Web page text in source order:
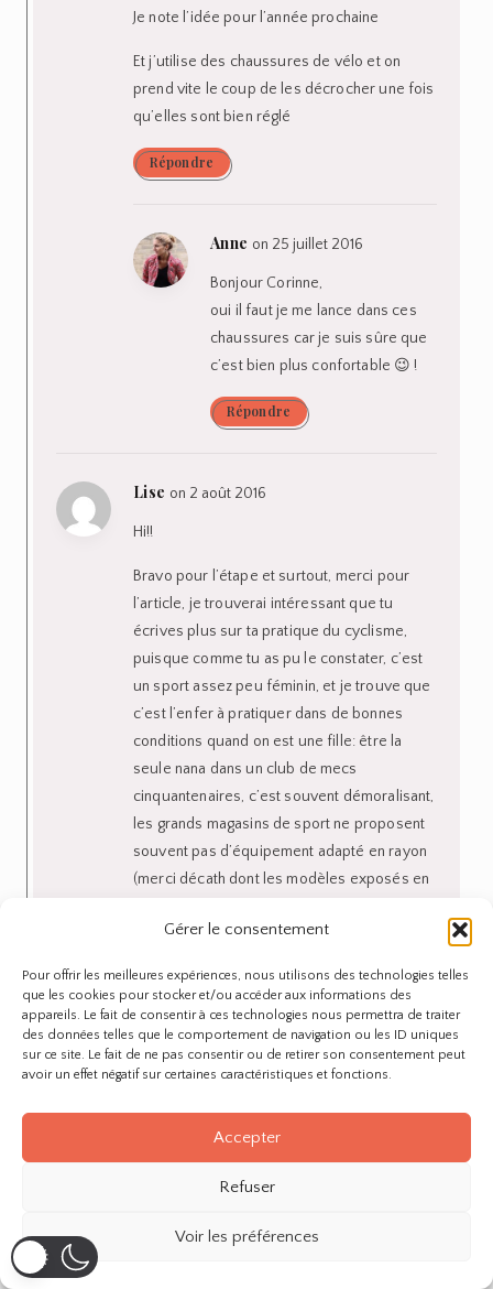
Gérer le consentement
Pour offrir les meilleures expériences, nous utilisons des technologies telles
que les cookies pour stocker et/ou accéder aux informations des
appareils. Le fait de consentir à ces technologies nous permettra de traiter
des données telles que le comportement de navigation ou les ID uniques
sur ce site. Le fait de ne pas consentir ou de retirer son consentement peut
avoir un effet négatif sur certaines caractéristiques et fonctions.
Accepter
Refuser
Voir les préférences
Je note l’idée pour l’année prochaine
Et j’utilise des chaussures de vélo et on
prend vite le coup de les décrocher une fois
qu’elles sont bien réglé
Répondre
Anne on 25 juillet 2016
Bonjour Corinne,
oui il faut je me lance dans ces
chaussures car je suis sûre que
c’est bien plus confortable 😉 !
Répondre
Lise on 2 août 2016
Hi!!
Bravo pour l’étape et surtout, merci pour
l’article, je trouverai intéressant que tu
écrives plus sur ta pratique du cyclisme,
puisque comme tu as pu le constater, c’est
un sport assez peu féminin, et je trouve que
c’est l’enfer à pratiquer dans de bonnes
conditions quand on est une fille: être la
seule nana dans un club de mecs
cinquantenaires, c’est souvent démoralisant,
les grands magasins de sport ne proposent
souvent pas d’équipement adapté en rayon
(merci décath dont les modèles exposés en
parle même pas de l’absence d’un tour de
énormément sur l’absence de femmes dans
les clubs (à ce propos, tu as sûrement déjà
vu mais il y a l’initiative « Donnons des Elles
au Tour » qui mérite qu’on fasse un peu sa
sur les routes!!!
Répondre